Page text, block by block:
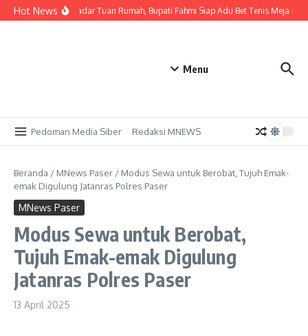
Lewati ke konten
Hot NewsTak Sekadar Tuan Rumah, Bupati Fahmi Siap Adu Bet Tenis Meja
Menu
Pedoman Media Siber Redaksi MNEWS
Beranda / MNews Paser / Modus Sewa untuk Berobat, Tujuh Emak-
emak Digulung Jatanras Polres Paser
MNews Paser
Modus Sewa untuk Berobat,
Tujuh Emak-emak Digulung
Jatanras Polres Paser
13 April 2025